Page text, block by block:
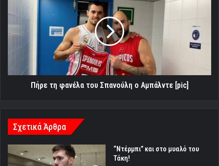
φανέλα
Σπανούλη
Αμπάλντε
Πήρε τη φανέλα του Σπανούλη ο Αμπάλντε [pic]
Σχετικά Άρθρα
“Ντέρμπι” και στο μυαλό του
Τάκη!